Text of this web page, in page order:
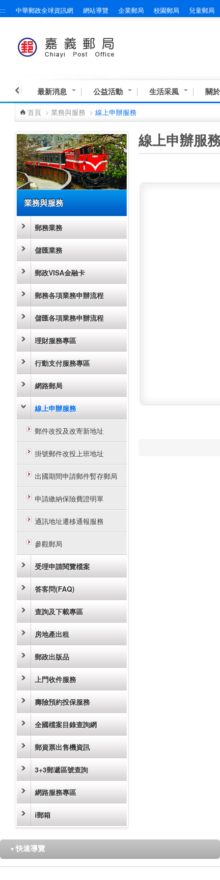
跳到主要內容區塊
::: 中華郵政全球資訊網 網站導覽 企業郵局 校園郵局 兒童郵局
最新消息 公益活動 生活采風 關
首頁 > 業務與服務 > 線上申辦服務
業務與服務
郵務業務
儲匯業務
郵政VISA金融卡
郵務各項業務申辦流程
儲匯各項業務申辦流程
理財服務專區
行動支付服務專區
網路郵局
線上申辦服務
郵件改投及改寄新地址
掛號郵件改投上班地址
出國期間申請郵件暫存郵局
申請繳納保險費證明單
通訊地址遷移通報服務
參觀郵局
受理申請閱覽檔案
答客問(FAQ)
查詢及下載專區
房地產出租
郵政出版品
上門收件服務
壽險預約投保服務
全國檔案目錄查詢網
郵資票出售機資訊
3+3郵遞區號查詢
網路服務專區
i郵箱
線上申辦服
▼ 快速導覽